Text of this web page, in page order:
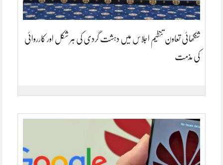
شنگھائی تعاون تنظیم اجلاس میں دہشت گردی کی ہر شکل اور کارروائی
کی مذمت